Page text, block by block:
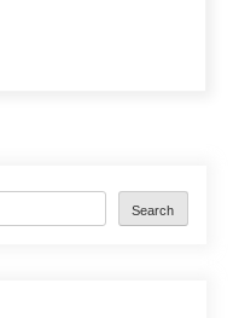
Search